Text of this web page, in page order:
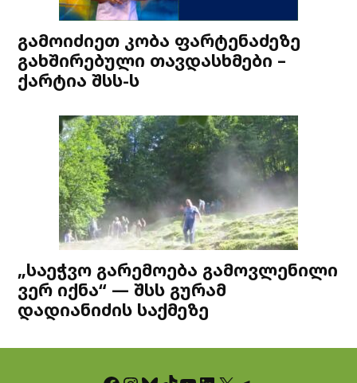
გამოიძიეთ კობა ფარტენაძეზე
გახშირებული თავდასხმები –
ქარტია შსს-ს
„საეჭვო გარემოება გამოვლენილი
ვერ იქნა“ — შსს გურამ
დადიანიძის საქმეზე